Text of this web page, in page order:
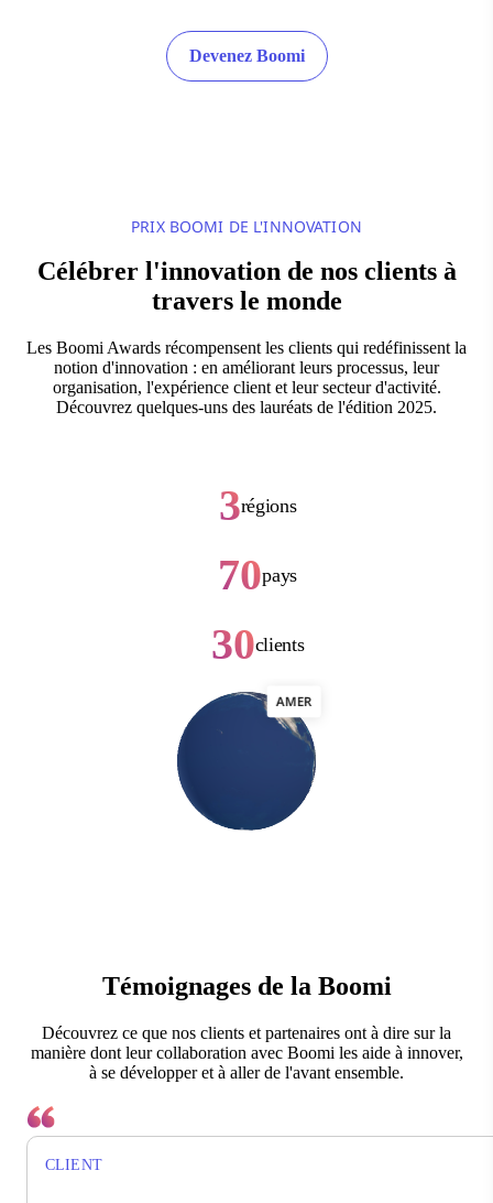
Devenez Boomi
PRIX BOOMI DE L'INNOVATION
Célébrer l'innovation de nos clients à
travers le monde
Les Boomi Awards récompensent les clients qui redéfinissent la
notion d'innovation : en améliorant leurs processus, leur
organisation, l'expérience client et leur secteur d'activité.
Découvrez quelques-uns des lauréats de l'édition 2025.
3régions
70pays
30clients
AMER
Témoignages de la Boomi
Découvrez ce que nos clients et partenaires ont à dire sur la
manière dont leur collaboration avec Boomi les aide à innover,
à se développer et à aller de l'avant ensemble.
CLIENT